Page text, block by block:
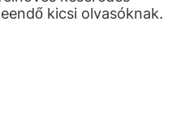
kicsi olvasóknak.